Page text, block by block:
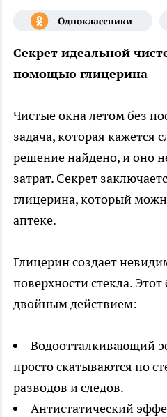
Секрет идеальной
помощью глицерина
Чистые окна летом без
задача, которая кажется
решение найдено, и оно
затрат. Секрет
глицерина, который
аптеке.
Глицерин создает
поверхности стекла. Этот
двойным действием:
Водоотталкивающий
просто скатываются по
разводов и следов.
Антистатический